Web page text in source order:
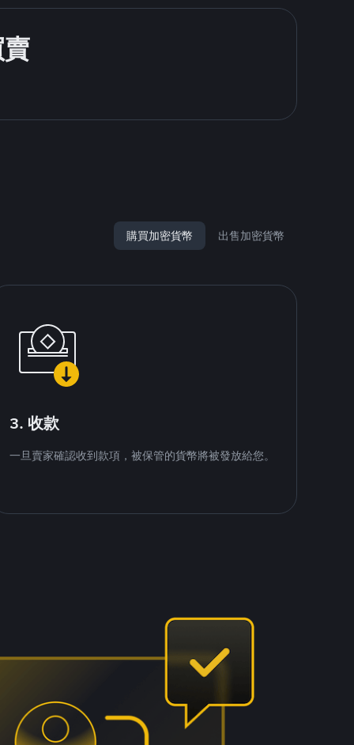
購買加密貨幣 出售加密貨幣
3. 收款
一旦賣家確認收到款項，被保管的貨幣將被發放給您。